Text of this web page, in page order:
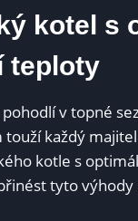
kotel s
teploty
v topné
touží každý
kotle s
tyto výhody